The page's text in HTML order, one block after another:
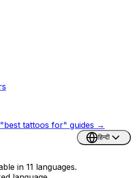
tattoos for" guides →
in 11 languages.
हिन्दी